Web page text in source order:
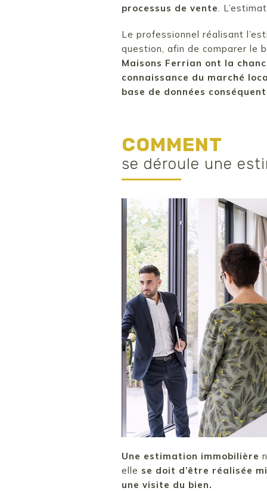
processus de vente
.
Le professionnel réalisant
question, afin de comparer le
Maisons Ferrian ont la
connaissance du marché
base de données
COMMENT
se déroule une
Une estimation immobilière
elle se doit d’être réalisée
une visite du bien.